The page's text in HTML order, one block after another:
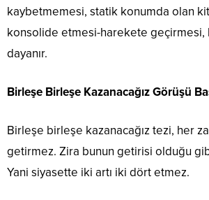
kaybetmemesi, statik konumda olan
konsolide etmesi-harekete geçirmesi,
dayanır.
Birleşe Birleşe Kazanacağız Görüşü
Birleşe birleşe kazanacağız tezi, her
getirmez. Zira bunun getirisi olduğu
Yani siyasette iki artı iki dört etmez.